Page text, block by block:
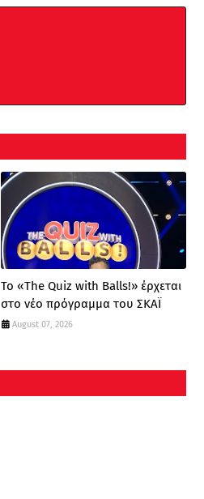
Το «The Quiz with Balls!» έρχεται
στο νέο πρόγραμμα του ΣΚΑΪ
August 07, 2026